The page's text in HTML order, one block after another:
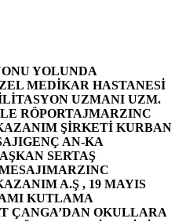
YOLUNDA
MEDİKAR HASTANESİ
UZMANI UZM.
RÖPORTAJMARZINC
ŞİRKETİ KURBAN
GENÇ AN-KA
SERTAŞ
MARZINC
A.Ş , 19 MAYIS
KUTLAMA
ÇANGA’DAN OKULLARA